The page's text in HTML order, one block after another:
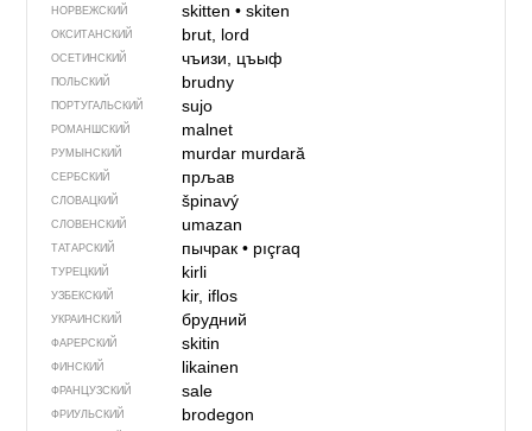
НОРВЕЖСКИЙ skitten• skiten
ОКСИТАНСКИЙ brut, lord
ОСЕТИНСКИЙ чъизи, цъыф
ПОЛЬСКИЙ brudny
ПОРТУГАЛЬСКИЙ sujo
РОМАНШСКИЙ malnet
РУМЫНСКИЙ murdar murdară
СЕРБСКИЙ прљав
СЛОВАЦКИЙ špinavý
СЛОВЕНСКИЙ umazan
ТАТАРСКИЙ пычрак• pıçraq
ТУРЕЦКИЙ kirli
УЗБЕКСКИЙ kir, iflos
УКРАИНСКИЙ брудний
ФАРЕРСКИЙ skitin
ФИНСКИЙ likainen
ФРАНЦУЗСКИЙ sale
ФРИУЛЬСКИЙ brodegon